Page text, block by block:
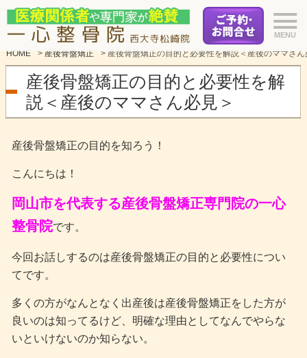
HOME > 産後骨盤矯正 > 産後骨盤矯正の目的と必要性を解説＜産後のママさん
産後骨盤矯正の目的と必要性を解
説＜産後のママさん必見＞
産後骨盤矯正の目的を知ろう！
こんにちは！
岡山市を代表する産後骨盤矯正専門院の一心
整骨院です。
今回お話しするのは産後骨盤矯正の目的と必要性につい
てです。
多くの方がなんとなく出産後は産後骨盤矯正をした方が
良いのは知ってるけど、明確な理由としてなんでやらな
いといけないのか知らない。